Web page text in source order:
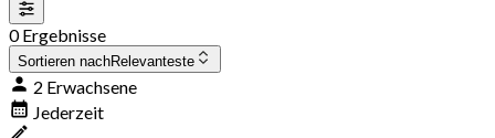
0 Ergebnisse
Sortieren nachRelevanteste
2 Erwachsene
Jederzeit